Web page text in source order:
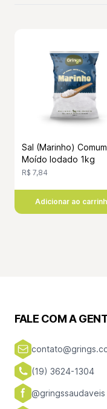
Sal (Marinho) Comum
Moído Iodado 1kg
R$ 7,84
Adicionar ao
FALE COM A
(19) 3624-1304
@gringssaudaveis